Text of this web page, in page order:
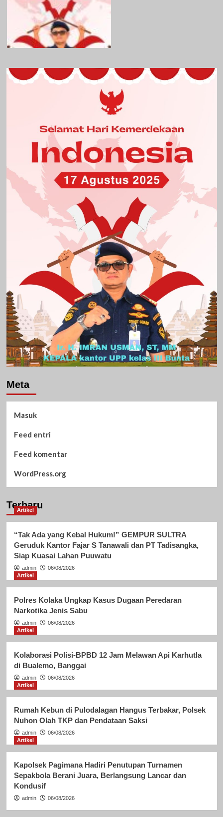
Meta
Masuk
Feed entri
Feed komentar
WordPress.org
Terbaru
Artikel
“Tak Ada yang Kebal Hukum!” GEMPUR SULTRA
Geruduk Kantor Fajar S Tanawali dan PT Tadisangka,
Siap Kuasai Lahan Puuwatu
admin
06/08/2026
Artikel
Polres Kolaka Ungkap Kasus Dugaan Peredaran
Narkotika Jenis Sabu
admin
06/08/2026
Artikel
Kolaborasi Polisi-BPBD 12 Jam Melawan Api Karhutla
di Bualemo, Banggai
admin
06/08/2026
Artikel
Rumah Kebun di Pulodalagan Hangus Terbakar, Polsek
Nuhon Olah TKP dan Pendataan Saksi
admin
06/08/2026
Artikel
Kapolsek Pagimana Hadiri Penutupan Turnamen
Sepakbola Berani Juara, Berlangsung Lancar dan
Kondusif
admin 06/08/2026